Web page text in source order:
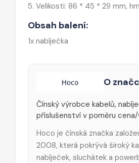
5. Velikosti: 86 * 45 * 29 mm,
Obsah balení:
1x nabíječka
O
Čínský výrobce kabelů,
příslušenství v poměru cena/
Hoco je čínská značka
2008, která pokrývá široký
nabíječek, sluchátek a